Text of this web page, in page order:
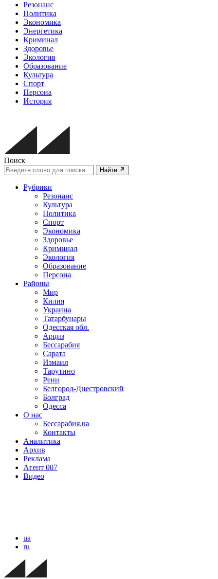
Резонанс
Политика
Экономика
Энергетика
Криминал
Здоровье
Экология
Образование
Культура
Спорт
Персона
История
Поиск
Найти
Рубрики
Резонанс
Культура
Политика
Спорт
Экономика
Здоровье
Криминал
Экология
Образование
Персона
Районы
Мир
Килия
Украина
Татарбунары
Одесская обл.
Арциз
Бессарабия
Сарата
Измаил
Тарутино
Рени
Белгород-Днестровский
Болград
Одесса
О нас
Бессарабия.ua
Контакты
Аналитика
Архив
Реклама
Агент 007
Видео
ua
ru